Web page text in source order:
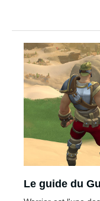
Le guide du